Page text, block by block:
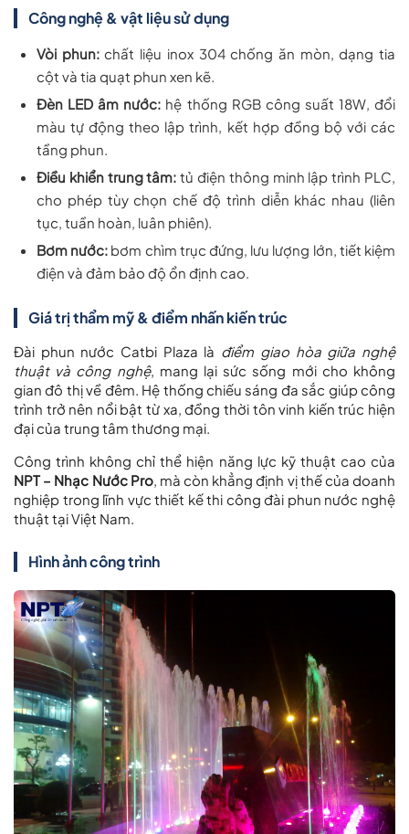
Công nghệ & vật liệu sử dụng
Vòi phun:chất liệu inox 304 chống ăn mòn, dạng tia
cột và tia quạt phun xen kẽ.
Đèn LED âm nước: hệ thống RGB công suất 18W, đổi
màu tự động theo lập trình, kết hợp đồng bộ với các
tầng phun.
Điều khiển trung tâm: tủ điện thông minh lập trình PLC,
cho phép tùy chọn chế độ trình diễn khác nhau (liên
tục, tuần hoàn, luân phiên).
Bơm nước: bơm chìm trục đứng, lưu lượng lớn, tiết kiệm
điện và đảm bảo độ ổn định cao.
Giá trị thẩm mỹ & điểm nhấn kiến trúc
Đài phun nước Catbi Plaza là điểm giao hòa giữa nghệ
thuật và công nghệ, mang lại sức sống mới cho không
gian đô thị về đêm. Hệ thống chiếu sáng đa sắc giúp công
trình trở nên nổi bật từ xa, đồng thời tôn vinh kiến trúc hiện
đại của trung tâm thương mại.
Công trình không chỉ thể hiện năng lực kỹ thuật cao của
NPT – Nhạc Nước Pro, mà còn khẳng định vị thế của doanh
nghiệp trong lĩnh vực thiết kế thi công đài phun nước nghệ
thuật tại Việt Nam.
Hình ảnh công trình